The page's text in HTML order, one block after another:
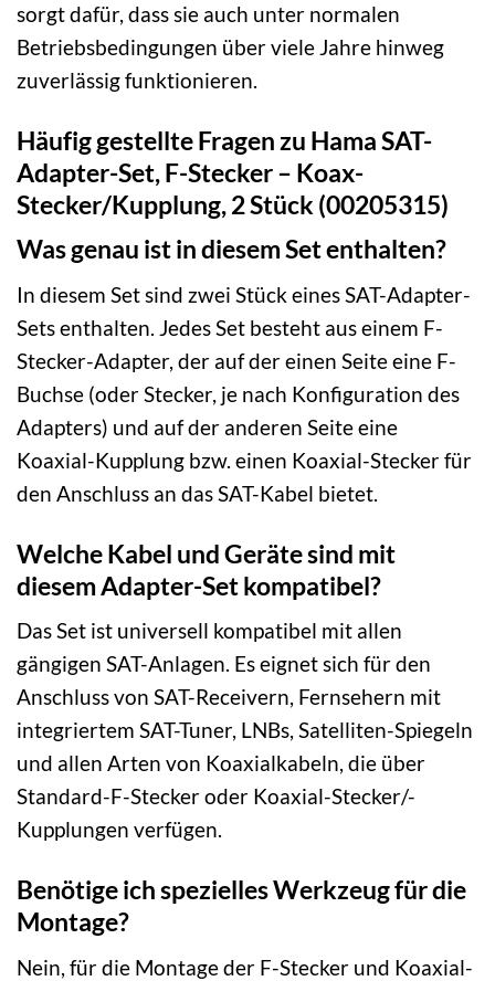
sorgt dafür, dass sie auch unter normalen
Betriebsbedingungen über viele Jahre hinweg
zuverlässig funktionieren.
Häufig gestellte Fragen zu Hama SAT-
Adapter-Set, F-Stecker – Koax-
Stecker/Kupplung, 2 Stück (00205315)
Was genau ist in diesem Set enthalten?
In diesem Set sind zwei Stück eines SAT-Adapter-
Sets enthalten. Jedes Set besteht aus einem F-
Stecker-Adapter, der auf der einen Seite eine F-
Buchse (oder Stecker, je nach Konfiguration des
Adapters) und auf der anderen Seite eine
Koaxial-Kupplung bzw. einen Koaxial-Stecker für
den Anschluss an das SAT-Kabel bietet.
Welche Kabel und Geräte sind mit
diesem Adapter-Set kompatibel?
Das Set ist universell kompatibel mit allen
gängigen SAT-Anlagen. Es eignet sich für den
Anschluss von SAT-Receivern, Fernsehern mit
integriertem SAT-Tuner, LNBs, Satelliten-Spiegeln
und allen Arten von Koaxialkabeln, die über
Standard-F-Stecker oder Koaxial-Stecker/-
Kupplungen verfügen.
Benötige ich spezielles Werkzeug für die
Montage?
Nein, für die Montage der F-Stecker und Koaxial-